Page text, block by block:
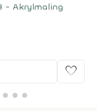
- Akrylmaling
favorite